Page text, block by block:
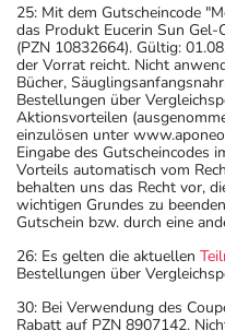
25: Mit dem Gutscheincode
das Produkt Eucerin Sun
(PZN 10832664). Gültig:
der Vorrat reicht. Nicht
Bücher,
Bestellungen über
Aktionsvorteilen
einzulösen unter
Eingabe des Gutscheincodes
Vorteils automatisch vom
behalten uns das Recht vor,
wichtigen Grundes zu
Gutschein bzw. durch eine
26: Es gelten die aktuellen
Bestellungen über
30: Bei Verwendung des
Rabatt auf PZN 8907142.